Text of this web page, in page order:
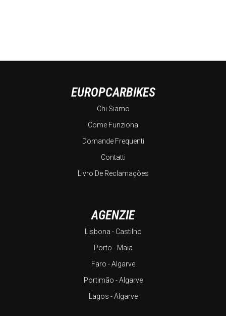
EUROPCARBIKES
Chi Siamo
Come Funziona
Domande Frequenti
Contatti
Livro De Reclamações
AGENZIE
Lisbona - Castilho
Porto - Maia
Faro - Algarve
Portimão - Algarve
Lagos - Algarve